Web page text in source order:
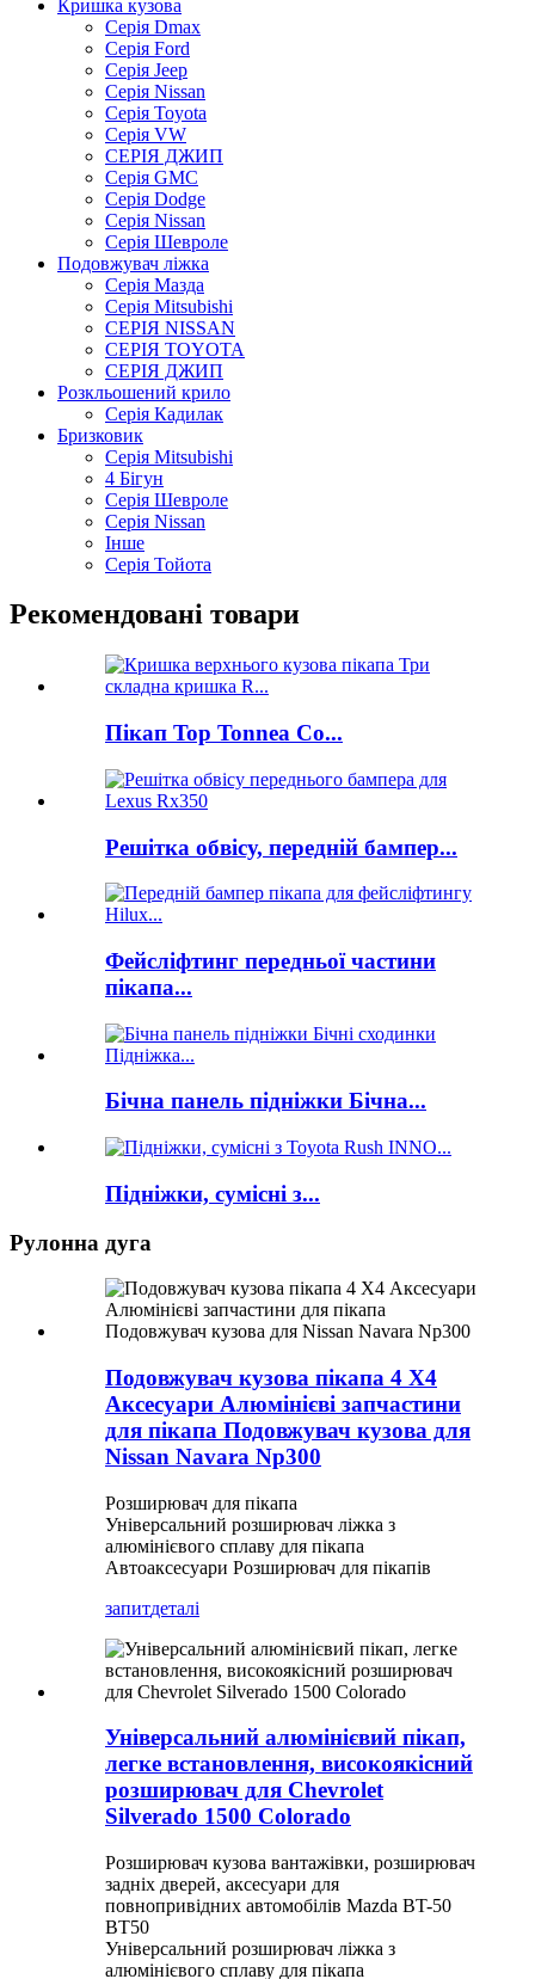
Кришка кузова
Серія Dmax
Серія Ford
Серія Jeep
Серія Nissan
Серія Toyota
Серія VW
СЕРІЯ ДЖИП
Серія GMC
Серія Dodge
Серія Nissan
Серія Шевроле
Подовжувач ліжка
Серія Мазда
Серія Mitsubishi
СЕРІЯ NISSAN
СЕРІЯ TOYOTA
СЕРІЯ ДЖИП
Розкльошений крило
Серія Кадилак
Бризковик
Серія Mitsubishi
4 Бігун
Серія Шевроле
Серія Nissan
Інше
Серія Тойота
Рекомендовані товари
Пікап Top Tonnea Co...
Решітка обвісу, передній бампер...
Фейсліфтинг передньої частини
пікапа...
Бічна панель підніжки Бічна...
Підніжки, сумісні з...
Рулонна дуга
Подовжувач кузова пікапа 4 X4
Аксесуари Алюмінієві запчастини
для пікапа Подовжувач кузова для
Nissan Navara Np300
Розширювач для пікапа
Універсальний розширювач ліжка з
алюмінієвого сплаву для пікапа
Автоаксесуари Розширювач для пікапів
запитдеталі
Універсальний алюмінієвий пікап,
легке встановлення, високоякісний
розширювач для Chevrolet
Silverado 1500 Colorado
Розширювач кузова вантажівки, розширювач
задніх дверей, аксесуари для
повнопривідних автомобілів Mazda BT-50
BT50
Універсальний розширювач ліжка з
алюмінієвого сплаву для пікапа